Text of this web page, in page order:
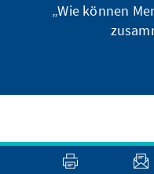
„Wie können